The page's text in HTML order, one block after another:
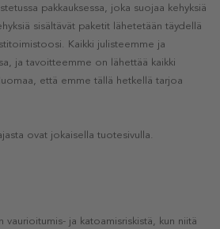
pakkauksessa, joka suojaa kehyksiä
sisältävät paketit lähetetään täydellä
Kaikki julisteemme ja
ja tavoitteemme on lähettää kaikki
että emme tällä hetkellä tarjoa
ovat jokaisella tuotesivulla.
vaurioitumis- ja katoamisriskistä, kun niitä